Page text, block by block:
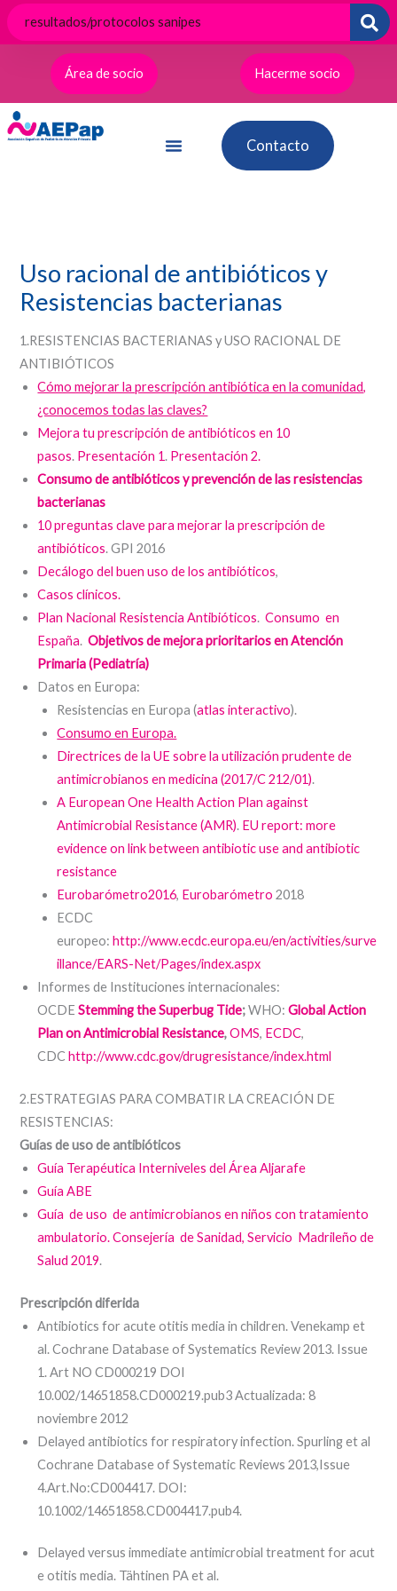
contenido
Área de socio
Hacerme socio
Contacto
Uso racional de antibióticos y
Resistencias bacterianas
1.RESISTENCIAS BACTERIANAS y USO RACIONAL DE
ANTIBIÓTICOS
Cómo mejorar la prescripción antibiótica en la comunidad,
¿conocemos todas las claves?
Mejora tu prescripción de antibióticos en 10
pasos. Presentación 1. Presentación 2.
Consumo de antibióticos y prevención de las resistencias
bacterianas
10 preguntas clave para mejorar la prescripción de
antibióticos. GPI 2016
Decálogo del buen uso de los antibióticos,
Casos clínicos.
Plan Nacional Resistencia Antibióticos.Consumo en
España.Objetivos de mejora prioritarios en Atención
Primaria (Pediatría)
Datos en Europa:
Resistencias en Europa (atlas interactivo).
Consumo en Europa.
Directrices de la UE sobre la utilización prudente de
antimicrobianos en medicina (2017/C 212/01).
A European One Health Action Plan against
Antimicrobial Resistance (AMR). EU report: more
evidence on link between antibiotic use and antibiotic
resistance
Eurobarómetro2016, Eurobarómetro 2018
ECDC
europeo:http://www.ecdc.europa.eu/en/activities/surve
illance/EARS-Net/Pages/index.aspx
Informes de Instituciones internacionales:
OCDEStemming the Superbug Tide;WHO:Global Action
Plan on Antimicrobial Resistance,OMS, ECDC,
CDChttp://www.cdc.gov/drugresistance/index.html
2.ESTRATEGIAS PARA COMBATIR LA CREACIÓN DE
RESISTENCIAS:
Guías de uso de antibióticos
Guía Terapéutica Interniveles del Área Aljarafe
Guía ABE
Guía de uso de antimicrobianos en niños con tratamiento
ambulatorio. Consejería de Sanidad, Servicio Madrileño de
Salud 2019.
Prescripción diferida
Antibiotics for acute otitis media in children. Venekamp et
al. Cochrane Database of Systematics Review 2013. Issue
1. Art NO CD000219 DOI
10.002/14651858.CD000219.pub3 Actualizada: 8
noviembre 2012
Delayed antibiotics for respiratory infection. Spurling et al
Cochrane Database of Systematic Reviews 2013,Issue
4.Art.No:CD004417. DOI:
10.1002/14651858.CD004417.pub4.
Delayed versus immediate antimicrobial treatment for acut
e otitis media. Tähtinen PA et al.